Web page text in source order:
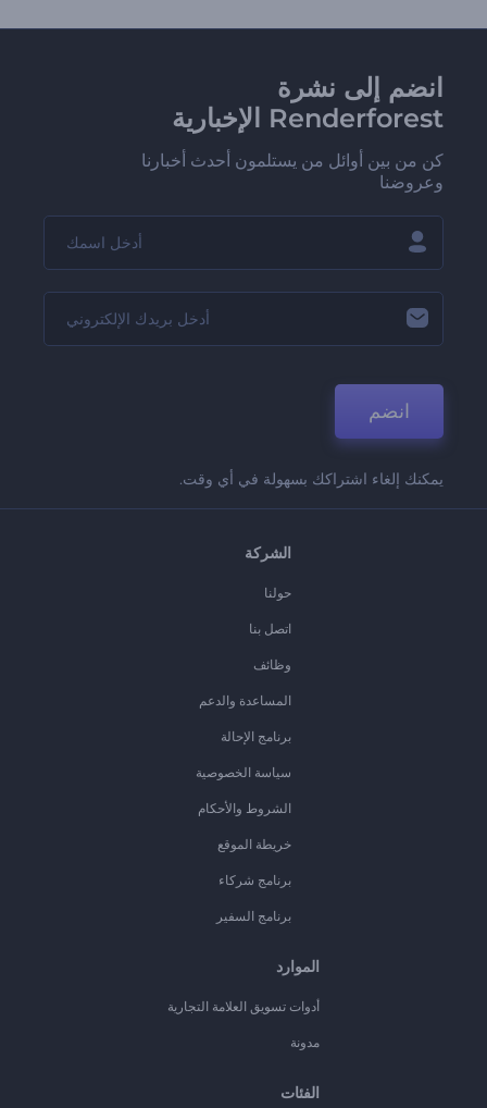
انضم إلى نشرة
Renderforest الإخبارية
كن من بين أوائل من يستلمون أحدث أخبارنا
وعروضنا
انضم
يمكنك إلغاء اشتراكك بسهولة في أي وقت.
الشركة
حولنا
اتصل بنا
وظائف
المساعدة والدعم
برنامج الإحالة
سياسة الخصوصية
الشروط والأحكام
خريطة الموقع
برنامج شركاء
برنامج السفير
الموارد
أدوات تسويق العلامة التجارية
مدونة
الفئات